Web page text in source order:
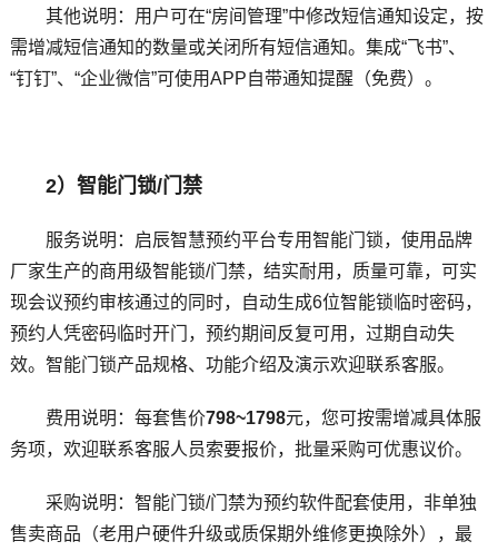
其他说明：用户可在“房间管理”中修改短信通知设定，按
需增减短信通知的数量或关闭所有短信通知。集成“飞书”、
“钉钉”、“企业微信”可使用APP自带通知提醒（免费）。
2）智能门锁/门禁
服务说明：启辰智慧预约平台专用智能门锁，使用品牌
厂家生产的商用级智能锁/门禁，结实耐用，质量可靠，可实
现会议预约审核通过的同时，自动生成6位智能锁临时密码，
预约人凭密码临时开门，预约期间反复可用，过期自动失
效。智能门锁产品规格、功能介绍及演示欢迎联系客服。
费用说明：每套售价798~1798元，您可按需增减具体服
务项，欢迎联系客服人员索要报价，批量采购可优惠议价。
采购说明：智能门锁/门禁为预约软件配套使用，非单独
售卖商品（老用户硬件升级或质保期外维修更换除外），最